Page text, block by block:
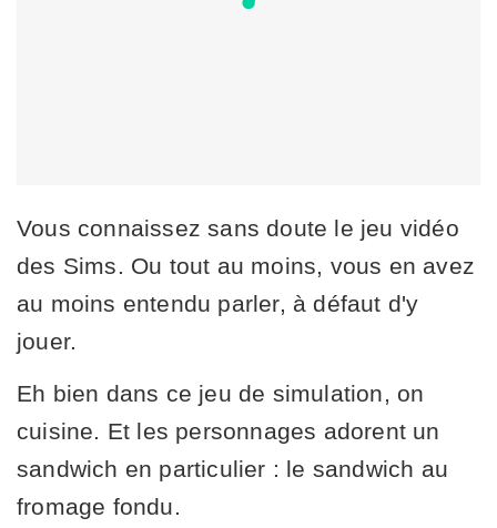
Vous connaissez sans doute le jeu vidéo
des Sims. Ou tout au moins, vous en avez
au moins entendu parler, à défaut d'y
jouer.
Eh bien dans ce jeu de simulation, on
cuisine. Et les personnages adorent un
sandwich en particulier : le sandwich au
fromage fondu.